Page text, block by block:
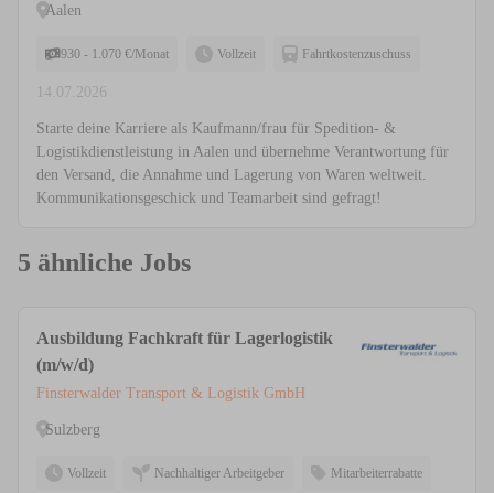
Aalen
930 - 1.070 €/Monat Vollzeit Fahrtkostenzuschuss
14.07.2026
Starte deine Karriere als Kaufmann/frau für Spedition- &
Logistikdienstleistung in Aalen und übernehme Verantwortung für
den Versand, die Annahme und Lagerung von Waren weltweit.
Kommunikationsgeschick und Teamarbeit sind gefragt!
5 ähnliche Jobs
Ausbildung Fachkraft für Lagerlogistik
(m/w/d)
Finsterwalder Transport & Logistik GmbH
Sulzberg
Vollzeit Nachhaltiger Arbeitgeber Mitarbeiterrabatte